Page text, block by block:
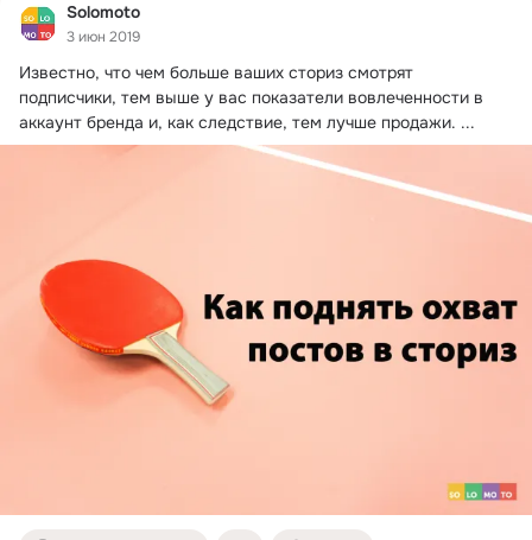
Solomoto
3 июн 2019
Известно, что чем больше ваших сториз смотрят
подписчики, тем выше у вас показатели вовлеченности в
аккаунт бренда и, как следствие, тем лучше продажи. ...